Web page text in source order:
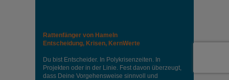
Rattenfänger von Hameln
Entscheidung, Krisen, KernWerte
Du bist Entscheider. In Polykrisenzeiten. In
Projekten oder in der Linie. Fest davon überzeugt,
dass Deine Vorgehensweise sinnvoll und